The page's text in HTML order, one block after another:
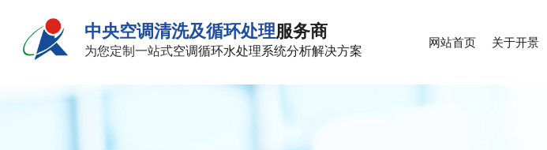
中央空调清洗及循环处理服务商
为您定制一站式空调循环水处理系统分析解决方案
网站首页 关于开景